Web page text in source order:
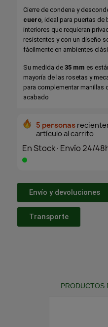
Cierre de condena y
cuero , ideal para puertas
interiores que requieran
resistentes y con un diseño
fácilmente en ambientes
Su medida de 35 mm es
mayoría de las rosetas y
para complementar manillas
acabado
5 personas
artículo al carrito
En Stock·Envío 24/
Envío y devoluciones
Transporte
PRODUCTOS